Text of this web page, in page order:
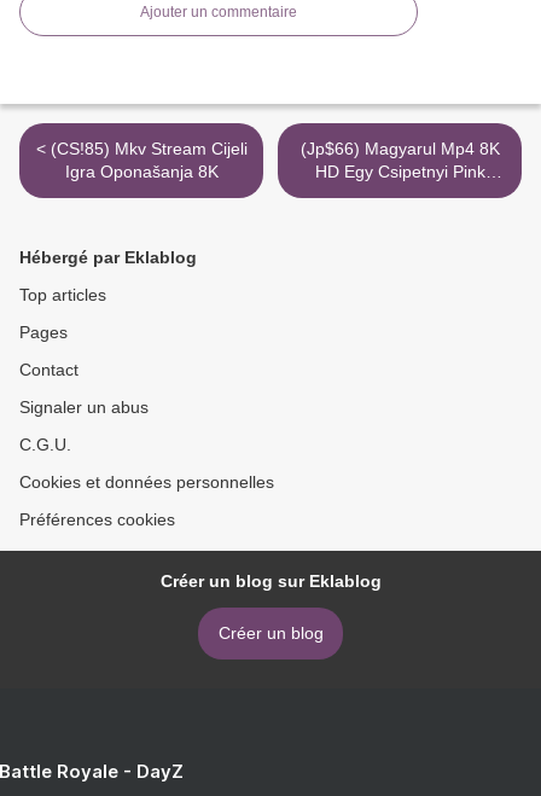
Ajouter un commentaire
< (CS!85) Mkv Stream Cijeli
Igra Oponašanja 8K
(Jp$66) Magyarul Mp4 8K
HD Egy Csipetnyi Pink
Torrent Indavideo >
Hébergé par Eklablog
Top articles
Pages
Contact
Signaler un abus
C.G.U.
Cookies et données personnelles
Préférences cookies
Créer un blog sur Eklablog
Créer un blog
Royale - DayZ